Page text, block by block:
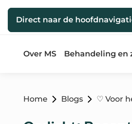
Direct naar de inhoud
Direct naar de
Over MS Behandeling en
Home Blogs ♡ Voor